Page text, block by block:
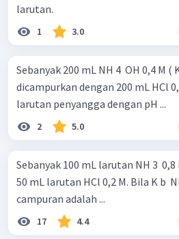
larutan.
1 3.0
Sebanyak 200 mL NH 4 ​ OH 0,4 M (
dicampurkan dengan 200 mL HCl
larutan penyangga dengan pH ...
2 5.0
Sebanyak 100 mL larutan NH 3
50 mL larutan HCl 0,2 M. Bila K b
campuran adalah ...
17 4.4